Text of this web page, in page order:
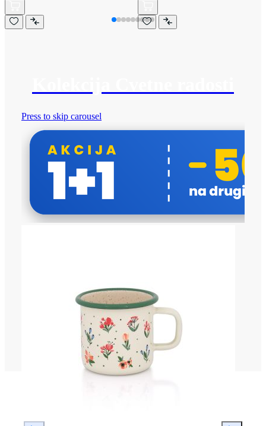
Press to skip carousel